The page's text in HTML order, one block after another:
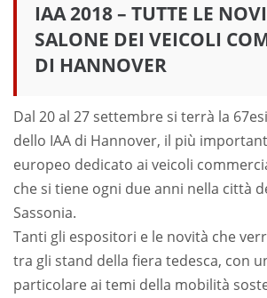
IAA 2018 – TUTTE LE
SALONE DEI VEICOLI
DI HANNOVER
Dal 20 al 27 settembre si terrà la
dello IAA di Hannover, il più
europeo dedicato ai veicoli
che si tiene ogni due anni nella città
Sassonia.
Tanti gli espositori e le novità che
tra gli stand della fiera tedesca, con
particolare ai temi della mobilità